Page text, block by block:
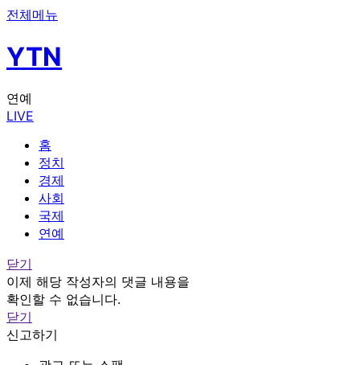
전체메뉴
YTN
연예
LIVE
홈
정치
경제
사회
국제
연예
닫기
이제 해당 작성자의 댓글 내용을
확인할 수 없습니다.
닫기
신고하기